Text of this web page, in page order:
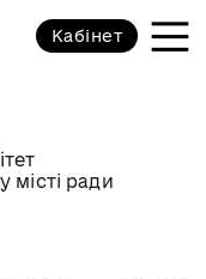
місті ради
Кабінет
від 17
від 17